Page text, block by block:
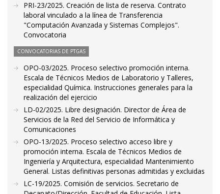
PRI-23/2025. Creación de lista de reserva. Contrato
laboral vinculado a la línea de Transferencia
"Computación Avanzada y Sistemas Complejos".
Convocatoria
CONVOCATORIAS DE PTGAS
OPO-03/2025. Proceso selectivo promoción interna.
Escala de Técnicos Medios de Laboratorio y Talleres,
especialidad Química. Instrucciones generales para la
realización del ejercicio
LD-02/2025. Libre designación. Director de Área de
Servicios de la Red del Servicio de Informática y
Comunicaciones
OPO-13/2025. Proceso selectivo acceso libre y
promoción interna. Escala de Técnicos Medios de
Ingeniería y Arquitectura, especialidad Mantenimiento
General. Listas definitivas personas admitidas y excluidas
LC-19/2025. Comisión de servicios. Secretario de